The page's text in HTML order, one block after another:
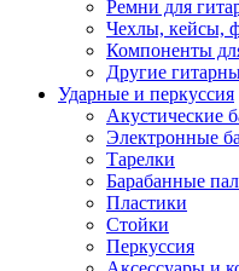
Ремни для
Чехлы, кейсы,
Компоненты
Другие
Ударные и перкуссия
Акустические
Электронные
Тарелки
Барабанные
Пластики
Стойки
Перкуссия